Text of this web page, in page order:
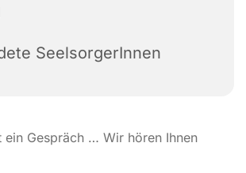
SeelsorgerInnen
ein Gespräch … Wir hören Ihnen